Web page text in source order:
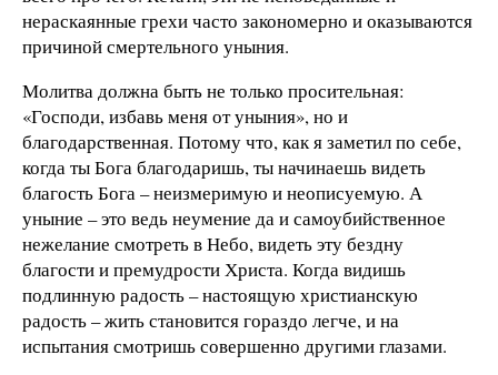
нераскаянные грехи часто закономерно и оказываются
причиной смертельного уныния.
Молитва должна быть не только просительная:
«Господи, избавь меня от уныния», но и
благодарственная. Потому что, как я заметил по себе,
когда ты Бога благодаришь, ты начинаешь видеть
благость Бога – неизмеримую и неописуемую. А
уныние – это ведь неумение да и самоубийственное
нежелание смотреть в Небо, видеть эту бездну
благости и премудрости Христа. Когда видишь
подлинную радость – настоящую христианскую
радость – жить становится гораздо легче, и на
испытания смотришь совершенно другими глазами.